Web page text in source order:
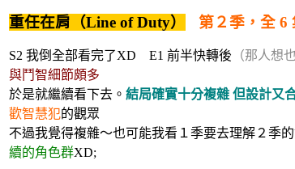
重任在肩（Line of Duty） 第２季，全 6
S2 我倒全部看完了XD E1 前半快轉後 （那人想
與鬥智細節頗多
於是就繼續看下去。 結局確實十分複雜 但設計又
歡智慧犯的觀眾
不過我覺得複雜～也可能我看１季要去理解２季
續的角色群XD;